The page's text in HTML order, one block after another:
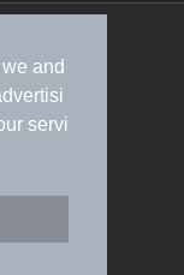
and
servi
のご案内
規約
採用情報